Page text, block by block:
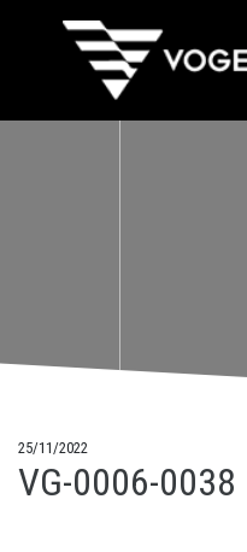
25/11/2022
VG-0006-0038